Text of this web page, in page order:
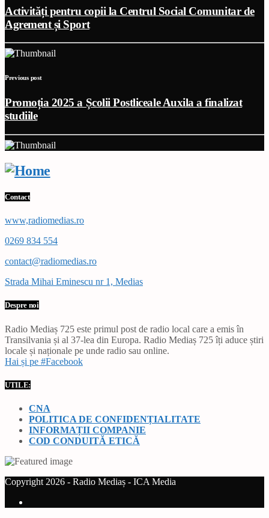
Activități pentru copii la Centrul Social Comunitar de
Agrement și Sport
Previous post
Promoția 2025 a Școlii Postliceale Auxila a finalizat
studiile
Contact
www,radiomedias.ro
0269 834 554
contact@radiomedias.ro
Strada Mihai Eminescu nr 1, Medias
Despre noi
Radio Mediaș 725 este primul post de radio local care a emis în
Transilvania și al 37-lea din Europa. Radio Mediaș 725 îți aduce știri
locale și naționale pe unde radio sau online.
Hai și pe #Facebook
UTILE:
CNA
POLITICA DE CONFIDENȚIALITATE
INFORMAȚII COMPANIE
COD CONDUITĂ ETICĂ
Copyright 2026 - Radio Mediaș - ICA Media